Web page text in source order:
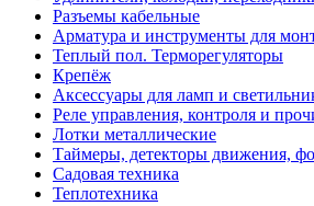
Разъемы кабельные
Арматура и инструменты для
Теплый пол. Терморегуляторы
Крепёж
Аксессуары для ламп и
Реле управления, контроля и
Лотки металлические
Таймеры, детекторы движения,
Садовая техника
Теплотехника